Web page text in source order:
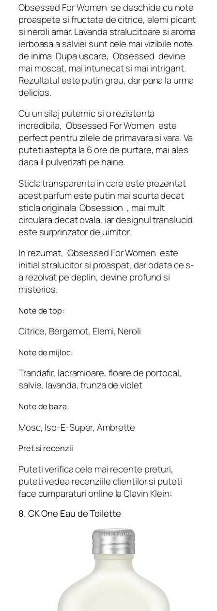
Obsessed For Women se deschide cu note
proaspete si fructate de citrice, elemi picant
si neroli amar. Lavanda stralucitoare si aroma
ierboasa a salviei sunt cele mai vizibile note
de inima. Dupa uscare, Obsessed devine
mai moscat, mai intunecat si mai intrigant.
Rezultatul este putin greu, dar pana la urma
delicios.
Cu un silaj puternic si o rezistenta
incredibila, Obsessed For Women este
perfect pentru zilele de primavara si vara. Va
puteti astepta la 6 ore de purtare, mai ales
daca il pulverizati pe haine.
Sticla transparenta in care este prezentat
acest parfum este putin mai scurta decat
sticla originalaObsession , mai mult
circulara decat ovala, iar designul translucid
este surprinzator de uimitor.
In rezumat, Obsessed For Women este
initial stralucitor si proaspat, dar odata ce s-
a rezolvat pe deplin, devine profund si
misterios.
Note de top:
Citrice, Bergamot, Elemi, Neroli
Note de mijloc:
Trandafir, lacramioare, floare de portocal,
salvie, lavanda, frunza de violet
Note de baza:
Mosc, Iso-E-Super, Ambrette
Pret si recenzii
Puteti verifica cele mai recente preturi,
puteti vedea recenziile clientilor si puteti
face cumparaturi online la Clavin Klein:
8. CK One Eau de Toilette